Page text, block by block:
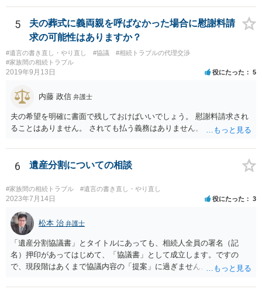
ません。 遺言執行者に就任し、遺言執行が完了したときの報酬だけ、
弁護士費用としてかかります。 ・亡くなった際に、法務局に預けた自
筆証書遺言の存在を親族がなかったものにされる可能性 ⇒自筆の遺言
書を法務局に保管した場合、死亡後、法務局に遺言書の有無を照会す
ることになりますので、「法務局に預けた自筆証書遺言の存在を親族
がなかったもの」にすることはできません。 存在をなかったものにす
がありえますが、その予防方法は、遺言者と面談してみないと判断が
難しいです。
5
夫の葬式に義両親を呼ばなかった場合に慰謝料請
求の可能性はありますか？
#遺言の書き直し・やり直し #協議
#相続トラブルの代理交渉
#家族間の相続トラブル
2019年9月13日 役にたった 5
内藤 政信 弁護士
夫の希望を明確に書面で残しておけばいいでしょう。 慰謝料請求され
ることはありません。 されても払う義務はありません。
6 遺産分割についての相談
#家族間の相続トラブル #遺言の書き直し・やり直し
2023年7月14日 役にたった 3
松本 治 弁護士
「遺産分割協議書」とタイトルにあっても、相続人全員の署名（記
名）押印があってはじめて、「協議書」として成立します。ですの
で、現段階はあくまで協議内容の「提案」に過ぎません。 納得がいか
成立となります。その場合、成立させたい相続人が、家庭裁判所に遺